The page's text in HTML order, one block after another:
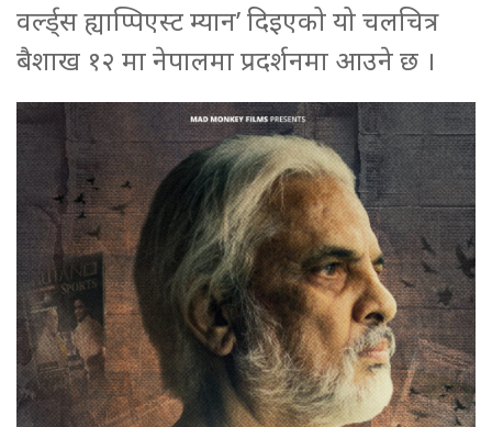
वर्ल्ड्स ह्याप्पिएस्ट म्यान’ दिइएको यो चलचित्र
बैशाख १२ मा नेपालमा प्रदर्शनमा आउने छ ।